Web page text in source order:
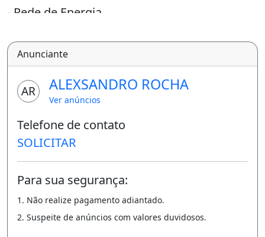
- Rede de Energia
- Avenidas asfaltadas
- Playground
- Campo de futebol Agende uma visita e tira
suas dúvidas com um de nossos corretores
de plantão.
Loteamento Boa Vista.
More bem!
Bem próximo de Fortaleza!
Corretor: Alex Rocha Creci 12088 A minha
Anunciante
AR ALEXSANDRO ROCHA
Ver anúncios
Telefone de contato
SOLICITAR
Para sua segurança:
1. Não realize pagamento adiantado.
2. Suspeite de anúncios com valores duvidosos.